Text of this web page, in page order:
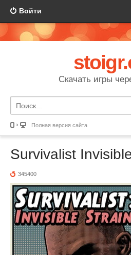
Войти
Скачать игры
Полная версия сайта
Survivalist
345400